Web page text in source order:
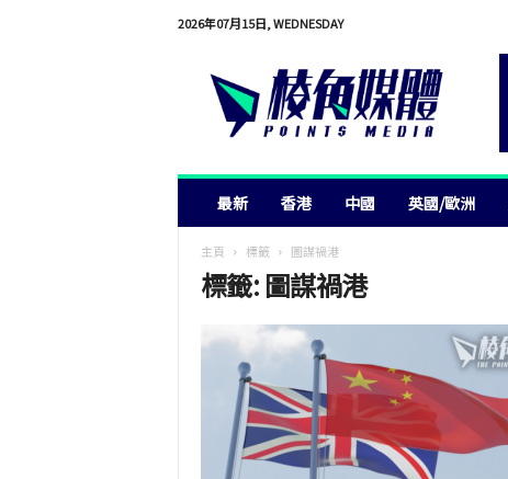
2026年07月15日, WEDNESDAY
最新 香港 中國 英國/歐洲
主頁 標籤 圖謀禍港
標籤: 圖謀禍港